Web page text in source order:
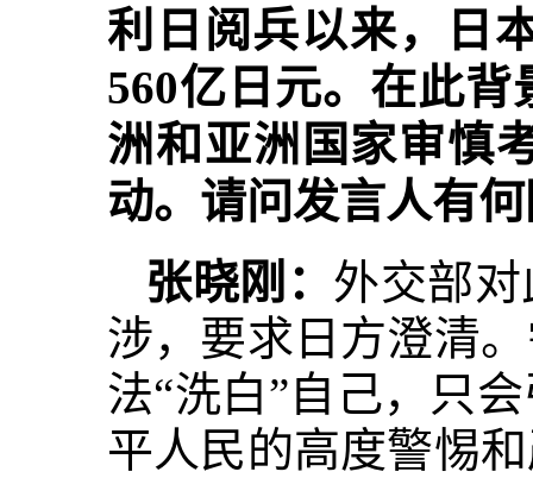
利日阅兵以来，日
560亿日元。在此
洲和亚洲国家审慎
动。请问发言人有
张晓刚： 外交部
涉，要求日方澄清
法“洗白”自己，只
平人民的高度警惕